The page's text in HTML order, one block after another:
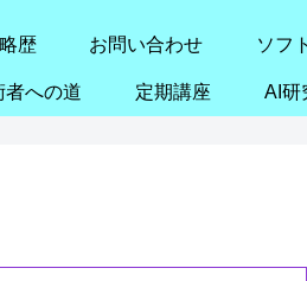
歴 お問い合わせ ソフ
者への道 定期講座 AI研